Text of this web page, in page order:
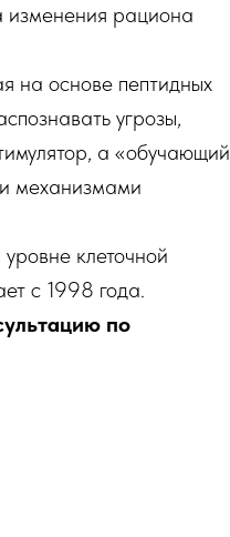
изменения рациона
на основе пептидных
угрозы,
а «обучающий
механизмами
клеточной
с 1998 года.
по